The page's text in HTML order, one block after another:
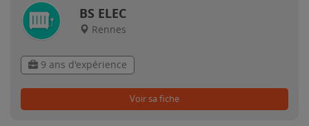
BS ELEC
Rennes
9 ans d'expérience
Voir sa fiche